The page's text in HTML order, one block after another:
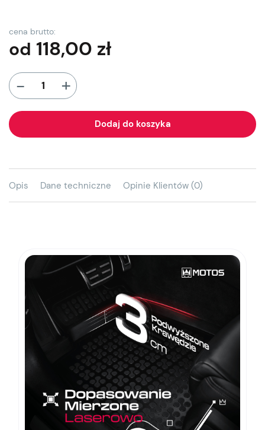
cena brutto:
od 118,00 zł
- +
Dodaj do koszyka
Opis Dane techniczne Opinie Klientów (0)